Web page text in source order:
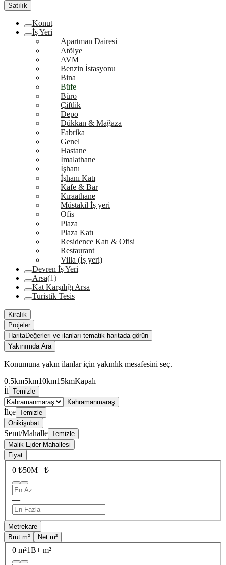
Satılık
Konut
İş Yeri
Apartman Dairesi
Atölye
AVM
Benzin İstasyonu
Bina
Büfe
Büro
Çiftlik
Depo
Dükkan & Mağaza
Fabrika
Genel
Hastane
İmalathane
İşhanı
İşhanı Katı
Kafe & Bar
Kıraathane
Müstakil İş yeri
Ofis
Plaza
Plaza Katı
Residence Katı & Ofisi
Restaurant
Villa (İş yeri)
Devren İş Yeri
Arsa(1)
Kat Karşılığı Arsa
Turistik Tesis
Kiralık
Projeler
HaritaDeğerleri ve ilanları tematik haritada görün
Yakınımda Ara
Konumuna yakın ilanlar için yakınlık mesafesini seç.
0.5km5km10km15kmKapalı
İl Temizle
Kahramanmaraş
İlçe Temizle
Onikişubat
Semt/Mahalle Temizle
Malik Ejder Mahallesi
Fiyat
0 ₺50M+ ₺
—
Metrekare
Brüt m²
Net m²
0 m²1B+ m²